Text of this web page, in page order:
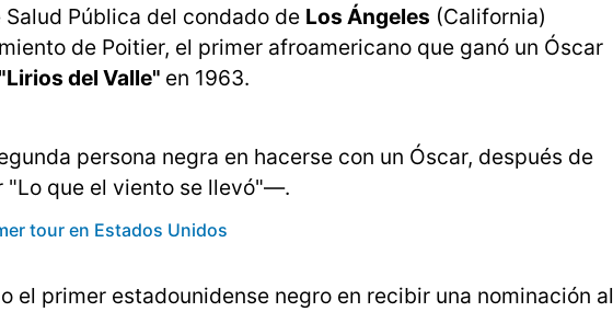
Pública del condado de Los Ángeles (California)
de Poitier, el primer afroamericano que ganó un Óscar
"Lirios del Valle" en 1963.
persona negra en hacerse con un Óscar, después de
que el viento se llevó"—.
tour en Estados Unidos
el primer estadounidense negro en recibir una nominación al